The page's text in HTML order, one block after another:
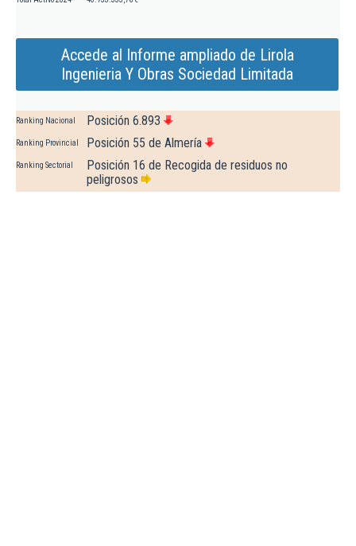
Accede al Informe ampliado de Lirola
Ingenieria Y Obras Sociedad Limitada
Ranking Nacional Posición 6.893
Ranking Provincial Posición 55 de Almería
Ranking Sectorial
Posición 16 de Recogida de residuos no
peligrosos